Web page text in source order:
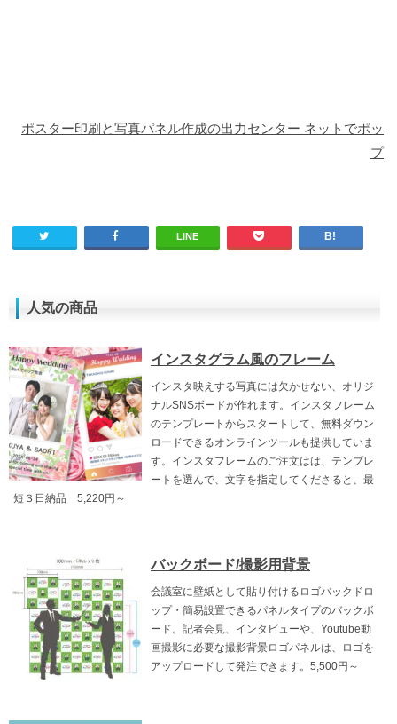
ポスター印刷と写真パネル作成の出力センター ネットでポッ
プ
LINE
人気の商品
インスタグラム風のフレーム
インスタ映えする写真には欠かせない、オリジ
ナルSNSボードが作れます。インスタフレーム
のテンプレートからスタートして、無料ダウン
ロードできるオンラインツールも提供していま
す。インスタフレームのご注文はは、テンプレ
ートを選んで、文字を指定してくださると、最
短３日納品 5,220円～
バックボード/撮影用背景
会議室に壁紙として貼り付けるロゴバックドロ
ップ・簡易設置できるパネルタイプのバックボ
ード。記者会見、インタビューや、Youtube動
画撮影に必要な撮影背景ロゴパネルは、ロゴを
アップロードして発注できます。5,500円～